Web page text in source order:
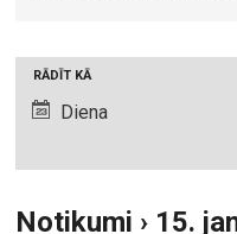
i
S
i
RĀDĪT KĀ
Diena
Notikumi › 15.